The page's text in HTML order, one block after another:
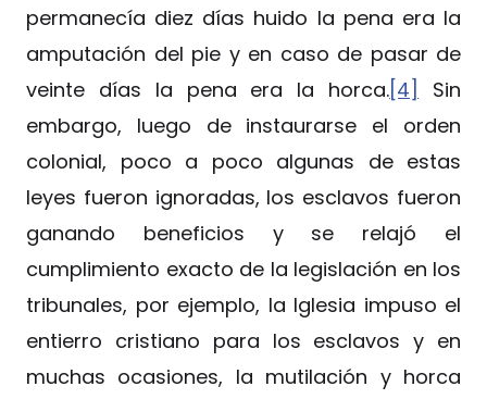
permanecía diez días huido la pena era la
amputación del pie y en caso de pasar de
veinte días la pena era la horca.[4]
Sin
embargo, luego de instaurarse el orden
colonial, poco a poco algunas de estas
leyes fueron ignoradas, los esclavos fueron
ganando beneficios y se relajó el
cumplimiento exacto de la legislación en los
tribunales, por ejemplo, la Iglesia impuso el
entierro cristiano para los esclavos y en
muchas ocasiones, la mutilación y horca